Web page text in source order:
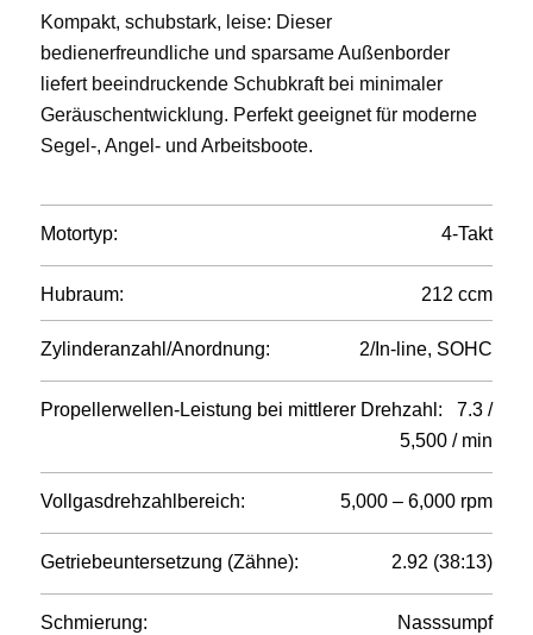
Kompakt, schubstark, leise: Dieser
bedienerfreundliche und sparsame Außenborder
liefert beeindruckende Schubkraft bei minimaler
Geräuschentwicklung. Perfekt geeignet für moderne
Segel-, Angel- und Arbeitsboote.
Motortyp: 4-Takt
Hubraum: 212 ccm
Zylinderanzahl/Anordnung: 2/In-line, SOHC
Propellerwellen-Leistung bei mittlerer Drehzahl:
7.3 /
5,500 / min
Vollgasdrehzahlbereich: 5,000 – 6,000 rpm
Getriebeuntersetzung (Zähne): 2.92 (38:13)
Schmierung: Nasssumpf